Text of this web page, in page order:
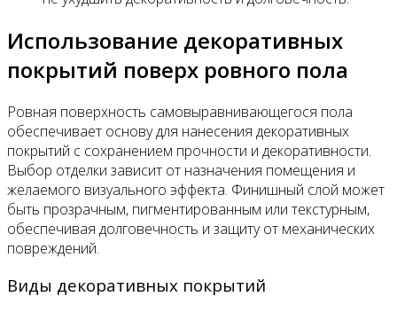
Использование декоративных
покрытий поверх ровного пола
Ровная поверхность самовыравнивающегося пола
обеспечивает основу для нанесения декоративных
покрытий с сохранением прочности и декоративности.
Выбор отделки зависит от назначения помещения и
желаемого визуального эффекта. Финишный слой может
быть прозрачным, пигментированным или текстурным,
обеспечивая долговечность и защиту от механических
повреждений.
Виды декоративных покрытий